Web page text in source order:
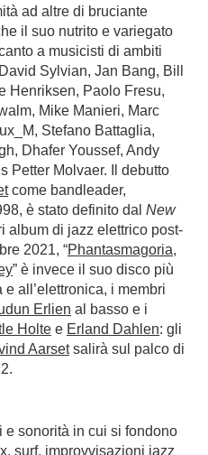
ad altre di bruciante
il suo nutrito e variegato
a musicisti di ambiti
Sylvian, Jan Bang, Bill
Henriksen, Paolo Fresu,
Mike Manieri, Marc
Stefano Battaglia,
Dhafer Youssef, Andy
Petter Molvaer. Il debutto
come bandleader,
è stato definito dal New
album di jazz elettrico post-
2021, “Phantasmagoria,
” è invece il suo disco più
all’elettronica, i membri
Erlien al basso e i
Holte e Erland Dahlen: gli
Aarsetsalirà sul palco di
sonorità in cui si fondono
surf, improvvisazioni jazz